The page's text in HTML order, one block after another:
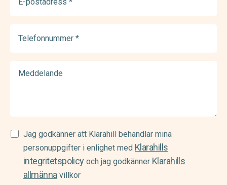
postadress
(Required)
Samtycke
(Required)
Jag godkänner att Klarahill behandlar mina
personuppgifter i enlighet med Klarahills
integritetspolicyoch jag godkänner Klarahills
allmännavillkor